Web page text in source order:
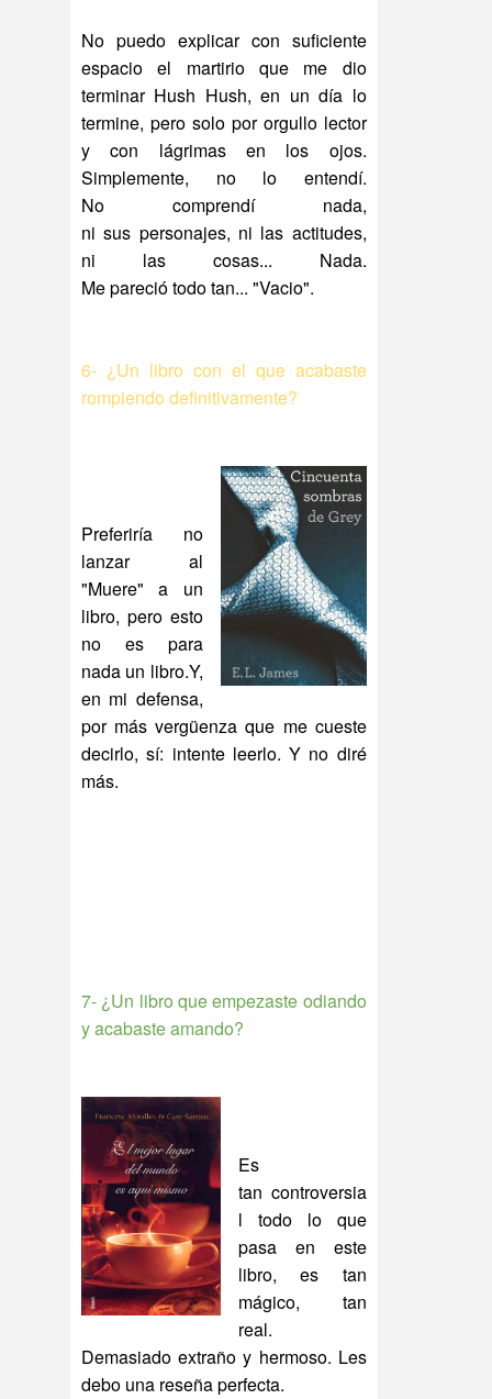
No puedo explicar con suficiente
espacio el martirio que me dio
terminar Hush Hush, en un día lo
termine, pero solo por orgullo lector
y con lágrimas en los ojos.
Simplemente, no lo entendí.
No comprendí nada,
ni sus personajes, ni las actitudes,
ni las cosas... Nada.
Me pareció todo tan... "Vacio".
6- ¿Un libro con el que acabaste
rompiendo definitivamente?
Preferiría no
lanzar al
"Muere" a un
libro, pero esto
no es para
nada un libro.Y,
en mi defensa,
por más vergüenza que me cueste
decirlo, sí: intente leerlo. Y no diré
más.
7- ¿Un libro que empezaste odiando
y acabaste amando?
Es
tan controversia
l todo lo que
pasa en este
libro, es tan
mágico, tan
real.
Demasiado extraño y hermoso. Les
debo una reseña perfecta.